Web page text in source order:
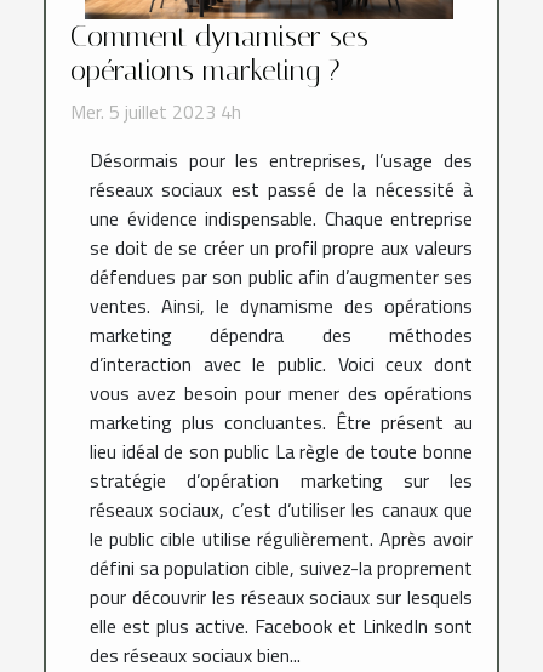
Comment dynamiser ses
opérations marketing ?
Mer. 5 juillet 2023 4h
Désormais pour les entreprises, l’usage des
réseaux sociaux est passé de la nécessité à
une évidence indispensable. Chaque entreprise
se doit de se créer un profil propre aux valeurs
défendues par son public afin d’augmenter ses
ventes. Ainsi, le dynamisme des opérations
marketing dépendra des méthodes
d’interaction avec le public. Voici ceux dont
vous avez besoin pour mener des opérations
marketing plus concluantes. Être présent au
lieu idéal de son public La règle de toute bonne
stratégie d’opération marketing sur les
réseaux sociaux, c’est d’utiliser les canaux que
le public cible utilise régulièrement. Après avoir
défini sa population cible, suivez-la proprement
pour découvrir les réseaux sociaux sur lesquels
elle est plus active. Facebook et LinkedIn sont
des réseaux sociaux bien...